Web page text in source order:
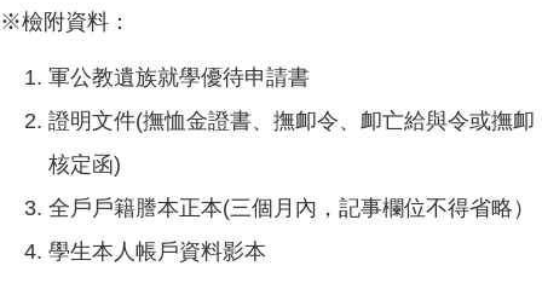
※檢附資料：
軍公教遺族就學優待申請書
證明文件(撫恤金證書、撫卹令、卹亡給與令或撫卹
核定函)
全戶戶籍謄本正本(三個月內，記事欄位不得省略）
學生本人帳戶資料影本